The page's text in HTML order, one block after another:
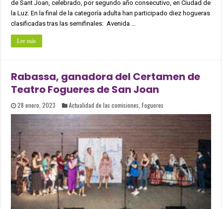
de Sant Joan, celebrado, por segundo año consecutivo, en Ciudad de
la Luz. En la final de la categoría adulta han participado diez hogueras
clasificadas tras las semifinales: Avenida …
Lee más
Rabassa, ganadora del Certamen de
Teatro Fogueres de San Joan
28 enero, 2023 Actualidad de las comisiones ,Fogueres